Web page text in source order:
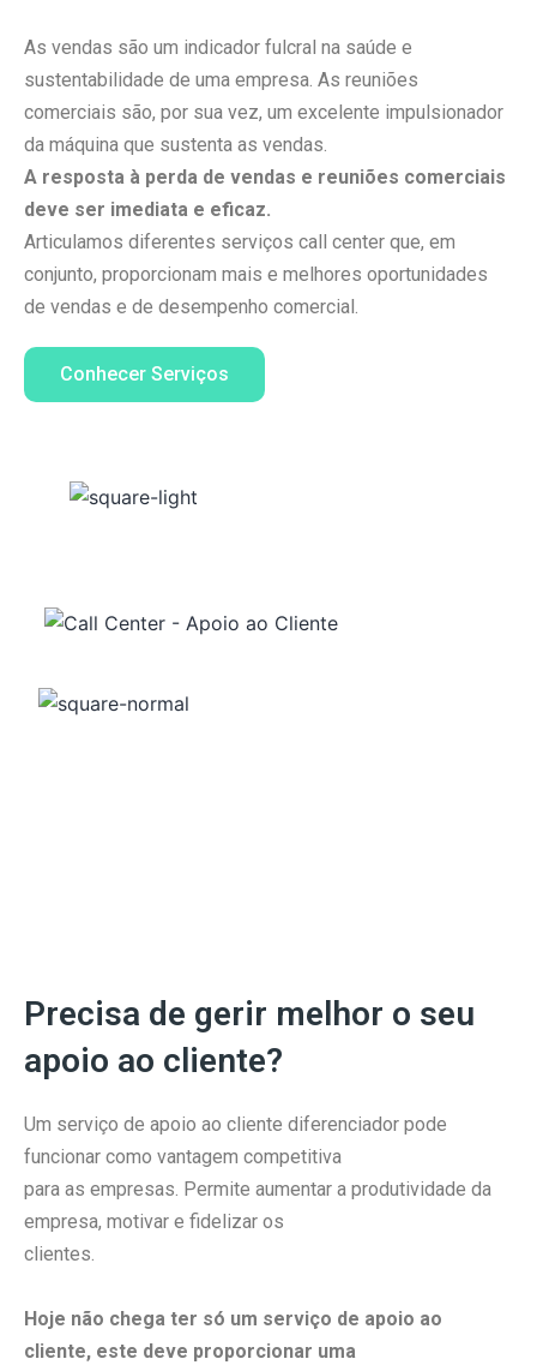
As vendas são um indicador fulcral na saúde e
sustentabilidade de uma empresa. As reuniões
comerciais são, por sua vez, um excelente impulsionador
da máquina que sustenta as vendas.
A resposta à perda de vendas e reuniões comerciais
deve ser imediata e eficaz.
Articulamos diferentes serviços call center que, em
conjunto, proporcionam mais e melhores oportunidades
de vendas e de desempenho comercial.
Conhecer Serviços
Precisa de gerir melhor o seu
apoio ao cliente?
Um serviço de apoio ao cliente diferenciador pode
funcionar como vantagem competitiva
para as empresas. Permite aumentar a produtividade da
empresa, motivar e fidelizar os
clientes.
Hoje não chega ter só um serviço de apoio ao
cliente, este deve proporcionar uma